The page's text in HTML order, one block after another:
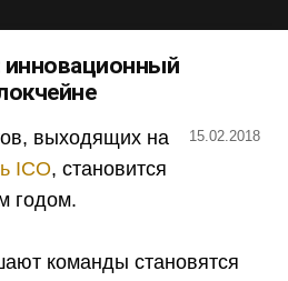
инновационный
15.02.2018
выходящих на
ICO, становится
годом.
команды становятся